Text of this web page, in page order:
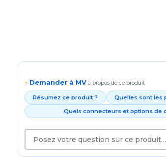
⚡ Demander à MV à propos de ce produit
Résumez ce produit ?
Quelles sont les
Quels connecteurs et options de